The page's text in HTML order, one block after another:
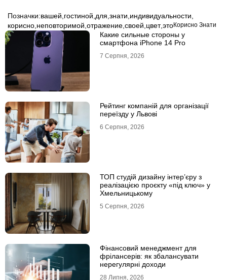
Позначки:вашей гостиной для знати индивидуальности
корисно неповторимой отражение своей цвет,этоКорисно Знати
Какие сильные стороны у
смартфона iPhone 14 Pro
7 Серпня, 2026
Рейтинг компаній для організації
переїзду у Львові
6 Серпня, 2026
ТОП студій дизайну інтер’єру з
реалізацією проєкту «під ключ» у
Хмельницькому
5 Серпня, 2026
Фінансовий менеджмент для
фрілансерів: як збалансувати
нерегулярні доходи
28 Липня, 2026